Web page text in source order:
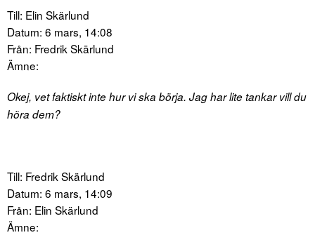
Till: Elin Skärlund
Datum: 6 mars, 14:08
Från: Fredrik Skärlund
Ämne:
Okej, vet faktiskt inte hur vi ska börja. Jag har lite tankar vill du
höra dem?
Till: Fredrik Skärlund
Datum: 6 mars, 14:09
Från: Elin Skärlund
Ämne: